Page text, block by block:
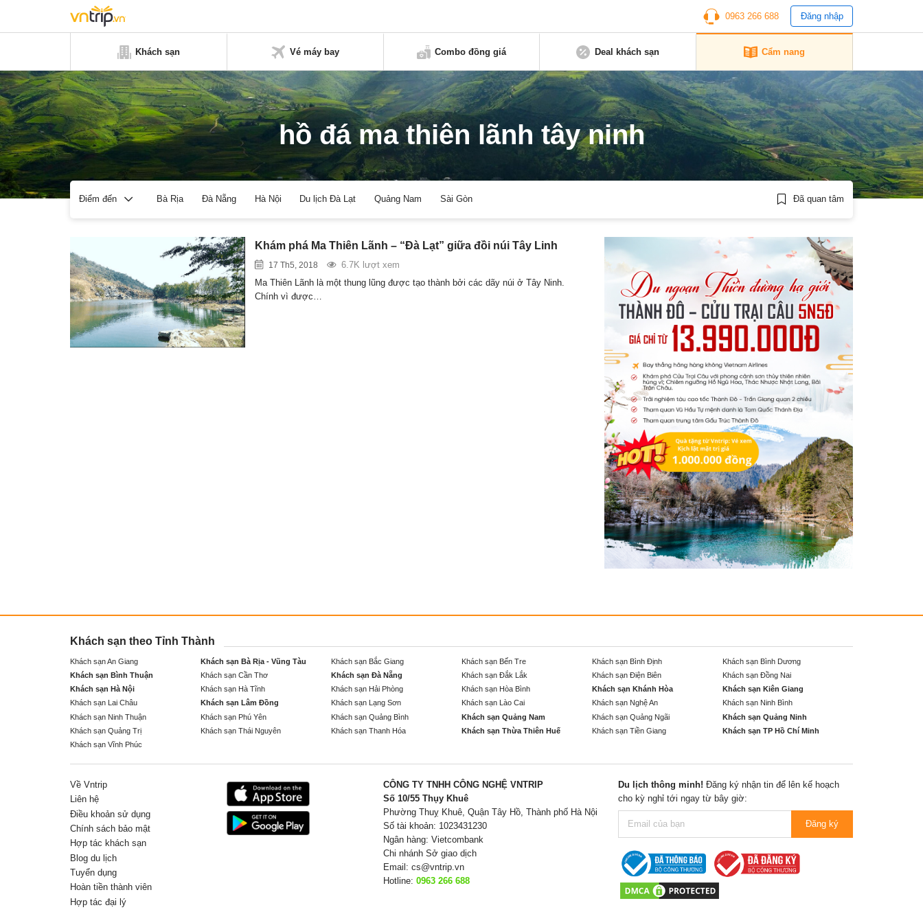
0963 266 688 Đăng nhập
Khách sạn Vé máy bay Combo đồng giá Deal khách sạn Cẩm nang
hồ đá ma thiên lãnh tây ninh
Điểm đến Bà Rịa Đà Nẵng Hà Nội Du lịch Đà Lạt Quảng Nam Sài Gòn Đã quan tâm
Khám phá Ma Thiên Lãnh – “Đà Lạt” giữa đồi núi Tây Linh
17 Th5, 2018
6.7K lượt xem
Ma Thiên Lãnh là một thung lũng được tạo thành bởi các dãy núi ở Tây Ninh.
Chính vì được…
Khách sạn theo Tỉnh Thành
Khách sạn An Giang Khách sạn Bà Rịa - Vũng Tàu Khách sạn Bắc Giang Khách sạn Bến Tre Khách sạn Bình Định
Khách sạn Bình Dương
Khách sạn Bình Thuận
Khách sạn Cần Thơ Khách sạn Đà Nẵng Khách sạn Đắk Lắk Khách sạn Điện Biên
Khách sạn Đồng Nai
Khách sạn Hà Nội
Khách sạn Hà Tĩnh Khách sạn Hải Phòng Khách sạn Hòa Bình Khách sạn Khánh Hòa
Khách sạn Kiên Giang
Khách sạn Lai Châu
Khách sạn Lâm Đồng Khách sạn Lạng Sơn Khách sạn Lào Cai Khách sạn Nghệ An
Khách sạn Ninh Bình
Khách sạn Ninh Thuận
Khách sạn Phú Yên Khách sạn Quảng Bình Khách sạn Quảng Nam Khách sạn Quảng Ngãi
Khách sạn Quảng Ninh
Khách sạn Quảng Trị
Khách sạn Thái Nguyên Khách sạn Thanh Hóa Khách sạn Thừa Thiên Huế Khách sạn Tiền Giang
Khách sạn TP Hồ Chí Minh
Khách sạn Vĩnh Phúc
Về Vntrip
Liên hệ
Điều khoản sử dụng
Chính sách bảo mật
Hợp tác khách sạn
Blog du lịch
Tuyển dụng
Hoàn tiền thành viên
Hợp tác đại lý
CÔNG TY TNHH CÔNG NGHỆ VNTRIP
Số 10/55 Thụy Khuê
Phường Thuỵ Khuê, Quận Tây Hồ, Thành phố Hà Nội
Số tài khoản: 1023431230
Ngân hàng: Vietcombank
Chi nhánh Sở giao dịch
Email: cs@vntrip.vn
Hotline: 0963 266 688
Du lịch thông minh! Đăng ký nhận tin để lên kế hoạch
cho kỳ nghỉ tới ngay từ bây giờ:
Đăng ký